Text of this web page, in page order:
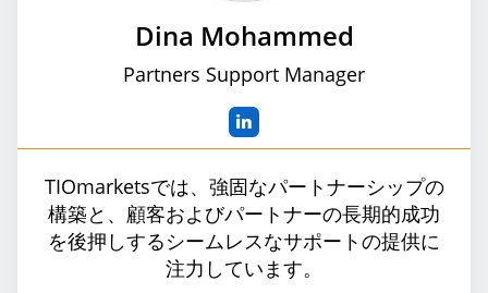
Dina Mohammed
Partners Support Manager
in
TIOmarketsでは、強固なパートナーシップの
構築と、顧客およびパートナーの長期的成功
を後押しするシームレスなサポートの提供に
注力しています。